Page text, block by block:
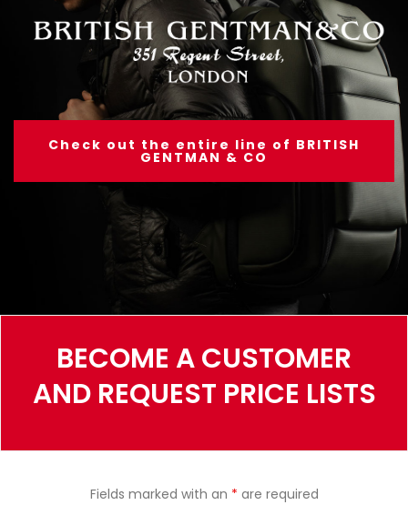
Check out the entire line of BRITISH
GENTMAN & CO
BECOME A CUSTOMER
AND REQUEST PRICE LISTS
Fields marked with an * are required